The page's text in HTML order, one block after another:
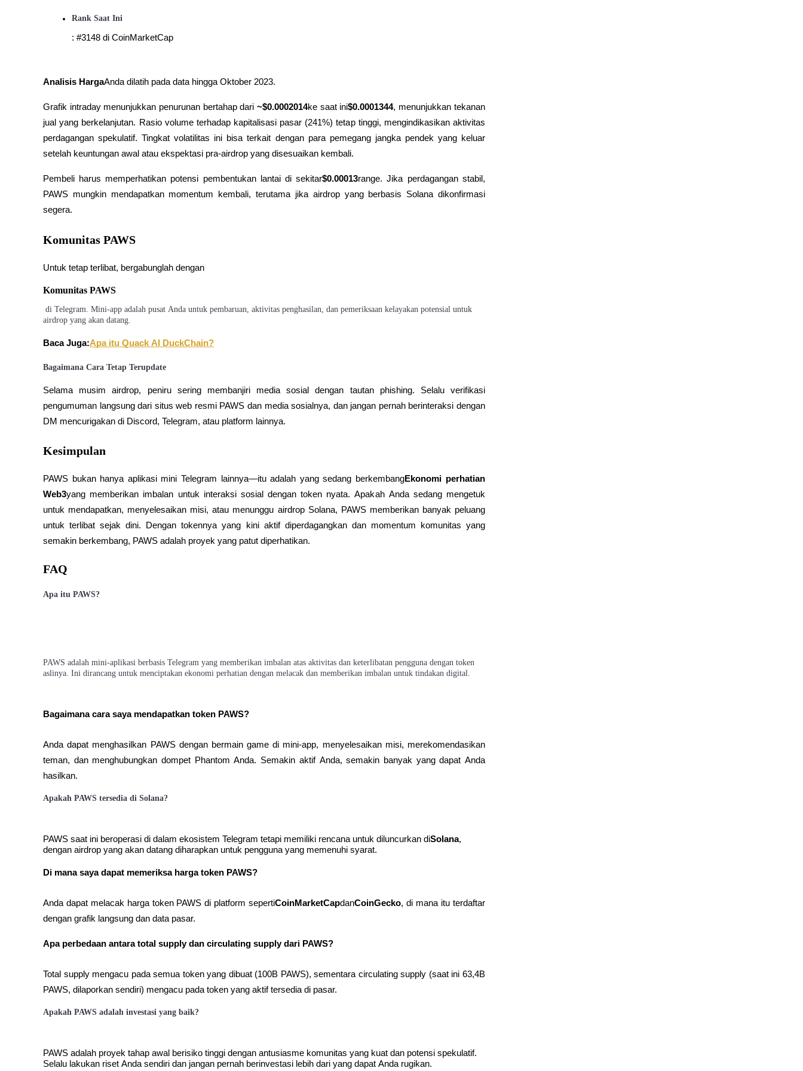
Pelajari cara untuk tetap menghasilkan keuntungan
Menghasilkan
Pengembalian tinggi & akses instan
Staking fleksibel untuk mendapatkan token populer
Penguncian BTR
Rank Saat Ini
: #3148 di CoinMarketCap
Analisis HargaAnda dilatih pada data hingga Oktober 2023.
Grafik intraday menunjukkan penurunan bertahap dari ~$0.0002014ke saat ini$0.0001344, menunjukkan tekanan
jual yang berkelanjutan. Rasio volume terhadap kapitalisasi pasar (241%) tetap tinggi, mengindikasikan aktivitas
perdagangan spekulatif. Tingkat volatilitas ini bisa terkait dengan para pemegang jangka pendek yang keluar
setelah keuntungan awal atau ekspektasi pra-airdrop yang disesuaikan kembali.
Pembeli harus memperhatikan potensi pembentukan lantai di sekitar$0.00013range. Jika perdagangan stabil,
PAWS mungkin mendapatkan momentum kembali, terutama jika airdrop yang berbasis Solana dikonfirmasi
segera.
Komunitas PAWS
Untuk tetap terlibat, bergabunglah dengan
Komunitas PAWS
di Telegram. Mini-app adalah pusat Anda untuk pembaruan, aktivitas penghasilan, dan pemeriksaan kelayakan potensial untuk
airdrop yang akan datang.
Baca Juga:Apa itu Quack AI DuckChain?
Bagaimana Cara Tetap Terupdate
Selama musim airdrop, peniru sering membanjiri media sosial dengan tautan phishing. Selalu verifikasi
pengumuman langsung dari situs web resmi PAWS dan media sosialnya, dan jangan pernah berinteraksi dengan
DM mencurigakan di Discord, Telegram, atau platform lainnya.
Kesimpulan
PAWS bukan hanya aplikasi mini Telegram lainnya—itu adalah yang sedang berkembangEkonomi perhatian
Web3yang memberikan imbalan untuk interaksi sosial dengan token nyata. Apakah Anda sedang mengetuk
untuk mendapatkan, menyelesaikan misi, atau menunggu airdrop Solana, PAWS memberikan banyak peluang
untuk terlibat sejak dini. Dengan tokennya yang kini aktif diperdagangkan dan momentum komunitas yang
semakin berkembang, PAWS adalah proyek yang patut diperhatikan.
FAQ
Apa itu PAWS?
PAWS adalah mini-aplikasi berbasis Telegram yang memberikan imbalan atas aktivitas dan keterlibatan pengguna dengan token
aslinya. Ini dirancang untuk menciptakan ekonomi perhatian dengan melacak dan memberikan imbalan untuk tindakan digital.
Bagaimana cara saya mendapatkan token PAWS?
Anda dapat menghasilkan PAWS dengan bermain game di mini-app, menyelesaikan misi, merekomendasikan
teman, dan menghubungkan dompet Phantom Anda. Semakin aktif Anda, semakin banyak yang dapat Anda
hasilkan.
Apakah PAWS tersedia di Solana?
PAWS saat ini beroperasi di dalam ekosistem Telegram tetapi memiliki rencana untuk diluncurkan diSolana,
dengan airdrop yang akan datang diharapkan untuk pengguna yang memenuhi syarat.
Di mana saya dapat memeriksa harga token PAWS?
Anda dapat melacak harga token PAWS di platform sepertiCoinMarketCapdanCoinGecko, di mana itu terdaftar
dengan grafik langsung dan data pasar.
Apa perbedaan antara total supply dan circulating supply dari PAWS?
Total supply mengacu pada semua token yang dibuat (100B PAWS), sementara circulating supply (saat ini 63,4B
PAWS, dilaporkan sendiri) mengacu pada token yang aktif tersedia di pasar.
Apakah PAWS adalah investasi yang baik?
PAWS adalah proyek tahap awal berisiko tinggi dengan antusiasme komunitas yang kuat dan potensi spekulatif.
Selalu lakukan riset Anda sendiri dan jangan pernah berinvestasi lebih dari yang dapat Anda rugikan.